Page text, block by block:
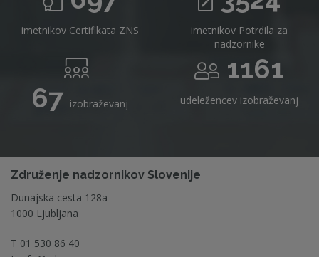
imetnikov Certifikata ZNS
imetnikov Potrdila za
nadzornike
67 izobraževanj
1161
udeležencev izobraževanj
Združenje nadzornikov Slovenije
Dunajska cesta 128a
1000 Ljubljana
T 01 530 86 40